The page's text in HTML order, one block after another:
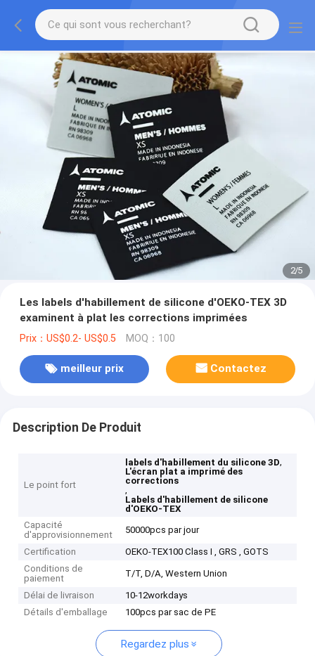
2/5
Les labels d'habillement de silicone d'OEKO-TEX 3D
examinent à plat les corrections imprimées
Prix：US$0.2- US$0.5 MOQ：100
meilleur prix Contactez
Description De Produit
Le point fort
labels d'habillement du silicone 3D,
L'écran plat a imprimé des
corrections
,
Labels d'habillement de silicone
d'OEKO-TEX
Capacité
d'approvisionnement
50000pcs par jour
Certification
OEKO-TEX100 Class I , GRS , GOTS
Conditions de
paiement
T/T, D/A, Western Union
Délai de livraison
10-12workdays
Détails d'emballage
100pcs par sac de PE
Regardez plus